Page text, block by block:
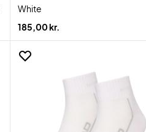
White
185,00 kr.